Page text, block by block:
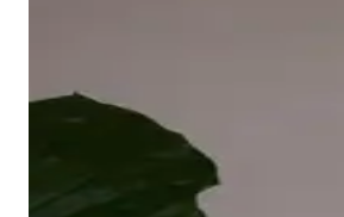
Le vasche da incasso in acrilico
abilmente il gioco di due livelli e
caratteristiche estetiche di grande